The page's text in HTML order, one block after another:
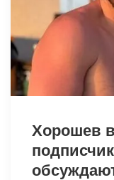
Хорошев